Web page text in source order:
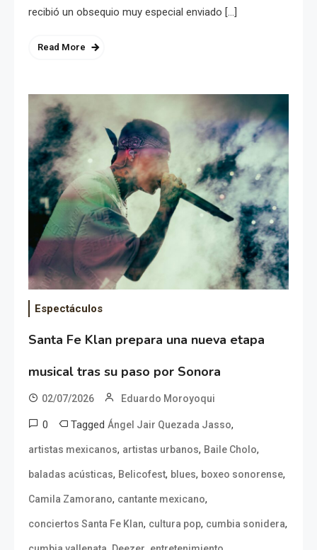
recibió un obsequio muy especial enviado […]
Read More
Espectáculos
Santa Fe Klan prepara una nueva etapa
musical tras su paso por Sonora
02/07/2026 Eduardo Moroyoqui
0 Tagged Ángel Jair Quezada Jasso,
artistas mexicanos, artistas urbanos, Baile Cholo,
baladas acústicas, Belicofest, blues, boxeo sonorense,
Camila Zamorano, cantante mexicano,
conciertos Santa Fe Klan, cultura pop, cumbia sonidera,